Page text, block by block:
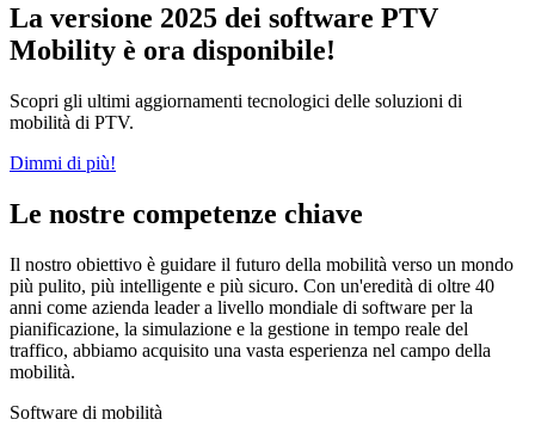
La versione 2025 dei software PTV
Mobility è ora disponibile!
Scopri gli ultimi aggiornamenti tecnologici delle soluzioni di
mobilità di PTV.
Dimmi di più!
Le nostre competenze chiave
Il nostro obiettivo è guidare il futuro della mobilità verso un mondo
più pulito, più intelligente e più sicuro. Con un'eredità di oltre 40
anni come azienda leader a livello mondiale di software per la
pianificazione, la simulazione e la gestione in tempo reale del
traffico, abbiamo acquisito una vasta esperienza nel campo della
mobilità.
Software di mobilità